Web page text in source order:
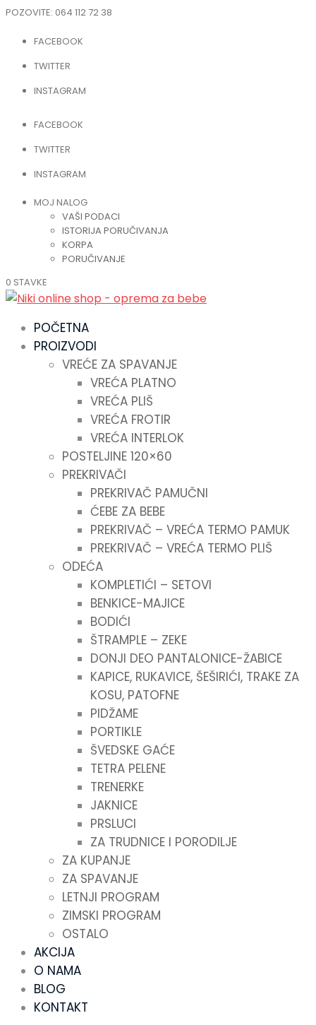
POZOVITE: 064 112 72 38
FACEBOOK
TWITTER
INSTAGRAM
FACEBOOK
TWITTER
INSTAGRAM
MOJ NALOG
VAŠI PODACI
ISTORIJA PORUČIVANJA
KORPA
PORUČIVANJE
0 STAVKE
POČETNA
PROIZVODI
VREĆE ZA SPAVANJE
VREĆA PLATNO
VREĆA PLIŠ
VREĆA FROTIR
VREĆA INTERLOK
POSTELJINE 120×60
PREKRIVAČI
PREKRIVAČ PAMUČNI
ĆEBE ZA BEBE
PREKRIVAČ – VREĆA TERMO PAMUK
PREKRIVAČ – VREĆA TERMO PLIŠ
ODEĆA
KOMPLETIĆI – SETOVI
BENKICE-MAJICE
BODIĆI
ŠTRAMPLE – ZEKE
DONJI DEO PANTALONICE-ŽABICE
KAPICE, RUKAVICE, ŠEŠIRIĆI, TRAKE ZA
KOSU, PATOFNE
PIDŽAME
PORTIKLE
ŠVEDSKE GAĆE
TETRA PELENE
TRENERKE
JAKNICE
PRSLUCI
ZA TRUDNICE I PORODILJE
ZA KUPANJE
ZA SPAVANJE
LETNJI PROGRAM
ZIMSKI PROGRAM
OSTALO
AKCIJA
O NAMA
BLOG
KONTAKT